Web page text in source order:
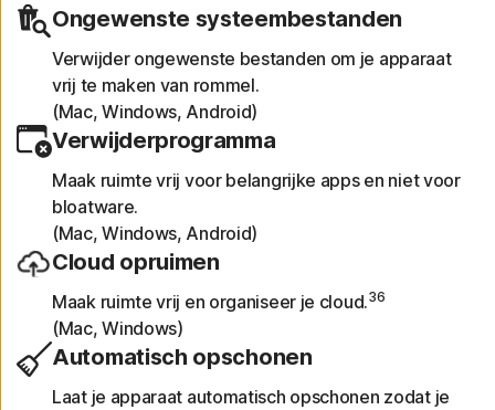
Ongewenste systeembestanden
Verwijder ongewenste bestanden om je apparaat
vrij te maken van rommel.
(Mac, Windows, Android)
Verwijderprogramma
Maak ruimte vrij voor belangrijke apps en niet voor
bloatware.
(Mac, Windows, Android)
Cloud opruimen
Maak ruimte vrij en organiseer je cloud.36
(Mac, Windows)
Automatisch opschonen
Laat je apparaat automatisch opschonen zodat je